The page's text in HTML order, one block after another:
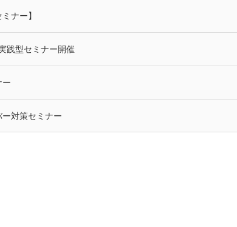
ナー】
践型セミナー開催
ー
対策セミナー